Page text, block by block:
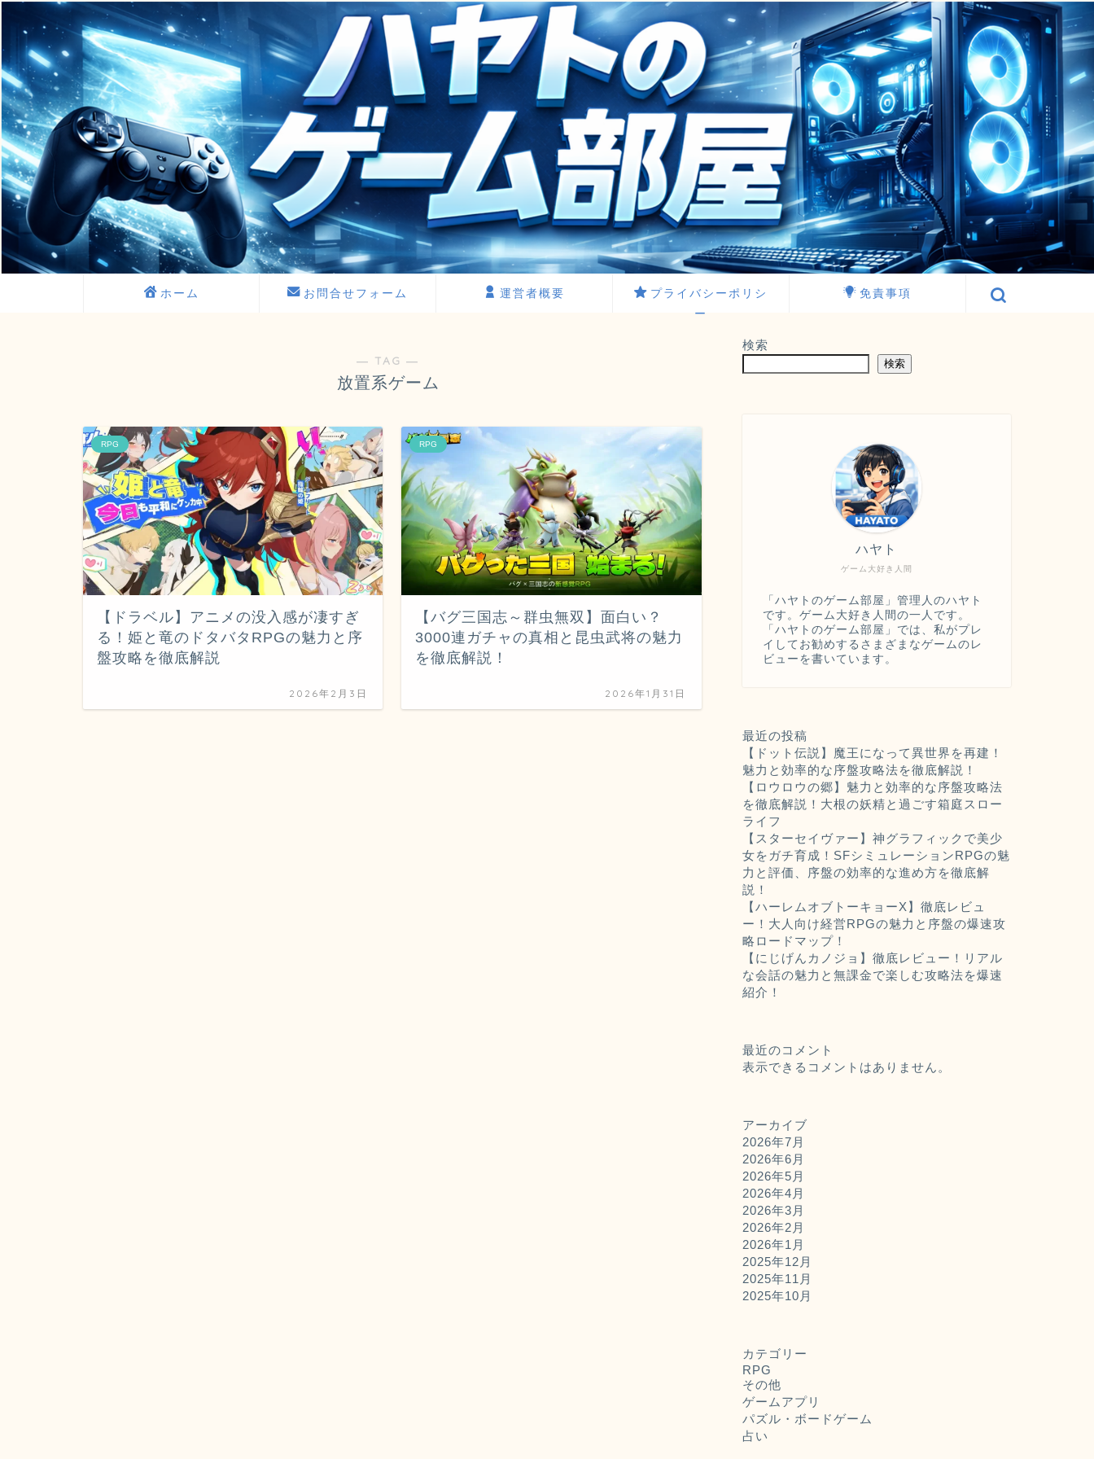
ホーム お問合せフォーム 運営者概要
プライバシーポリシ
ー
免責事項
― TAG ―
放置系ゲーム
RPG
【ドラベル】アニメの没入感が凄すぎ
る！姫と竜のドタバタRPGの魅力と序
盤攻略を徹底解説
2026年2月3日
RPG
【バグ三国志～群虫無双】面白い？
3000連ガチャの真相と昆虫武将の魅力
を徹底解説！
2026年1月31日
検索
検索
ゲーム大好き人間
ハヤト
「ハヤトのゲーム部屋」管理人のハヤト
です。ゲーム大好き人間の一人です。
「ハヤトのゲーム部屋」では、私がプレ
イしてお勧めするさまざまなゲームのレ
ビューを書いています。
最近の投稿
【ドット伝説】魔王になって異世界を再建！
魅力と効率的な序盤攻略法を徹底解説！
【ロウロウの郷】魅力と効率的な序盤攻略法
を徹底解説！大根の妖精と過ごす箱庭スロー
ライフ
【スターセイヴァー】神グラフィックで美少
女をガチ育成！SFシミュレーションRPGの魅
力と評価、序盤の効率的な進め方を徹底解
説！
【ハーレムオブトーキョーX】徹底レビュ
ー！大人向け経営RPGの魅力と序盤の爆速攻
略ロードマップ！
【にじげんカノジョ】徹底レビュー！リアル
な会話の魅力と無課金で楽しむ攻略法を爆速
紹介！
最近のコメント
表示できるコメントはありません。
アーカイブ
2026年7月
2026年6月
2026年5月
2026年4月
2026年3月
2026年2月
2026年1月
2025年12月
2025年11月
2025年10月
カテゴリー
RPG
その他
ゲームアプリ
パズル・ボードゲーム
占い